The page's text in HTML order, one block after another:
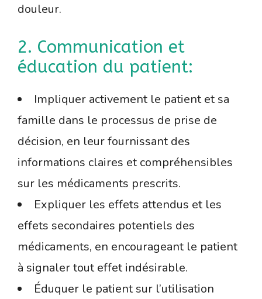
douleur.
2. Communication et
éducation du patient:
Impliquer activement le patient et sa
famille dans le processus de prise de
décision, en leur fournissant des
informations claires et compréhensibles
sur les médicaments prescrits.
Expliquer les effets attendus et les
effets secondaires potentiels des
médicaments, en encourageant le patient
à signaler tout effet indésirable.
Éduquer le patient sur l’utilisation